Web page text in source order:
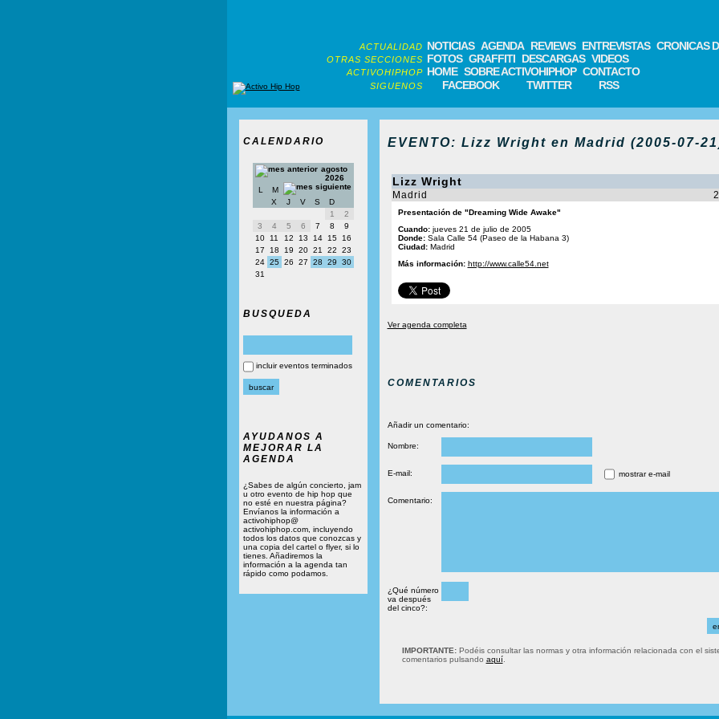
ACTUALIDAD NOTICIAS AGENDA REVIEWS ENTREVISTAS CRONICAS
OTRAS SECCIONES FOTOS GRAFFITI DESCARGAS VIDEOS
ACTIVOHIPHOP HOME SOBRE ACTIVOHIPHOP CONTACTO
SIGUENOS FACEBOOK TWITTER RSS
CALENDARIO
agosto
2026
L
M
X
J V S
D
1
2
3
4 5 6 7 8
9
10
11 12 13 14 15
16
17
18 19 20 21 22
23
24 25 26 27 28 29
30
31
BUSQUEDA
incluir eventos terminados
AYUDANOS A
MEJORAR LA
AGENDA
¿Sabes de algún concierto, jam
u otro evento de hip hop que
no esté en nuestra página?
Envíanos la información a
activohiphop@
activohiphop.com, incluyendo
todos los datos que conozcas y
una copia del cartel o flyer, si lo
tienes. Añadiremos la
información a la agenda tan
rápido como podamos.
EVENTO: Lizz Wright en Madrid (2005-07-
Lizz Wright
Madrid
Presentación de "Dreaming Wide Awake"
Cuando:jueves 21 de julio de 2005
Donde:Sala Calle 54 (Paseo de la Habana 3)
Ciudad:Madrid
Más información: http://www.calle54.net
Ver agenda completa
COMENTARIOS
Añadir un comentario:
Nombre:
E-mail: mostrar e-mail
Comentario:
¿Qué número
va después
del cinco?:
IMPORTANTE:Podéis consultar las normas y otra información relacionada con el
comentarios pulsando aquí.